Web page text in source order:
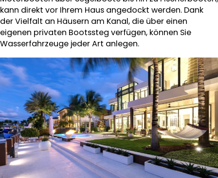
kann direkt vor Ihrem Haus angedockt werden. Dank
der Vielfalt an Häusern am Kanal, die über einen
eigenen privaten Bootssteg verfügen, können Sie
Wasserfahrzeuge jeder Art anlegen.